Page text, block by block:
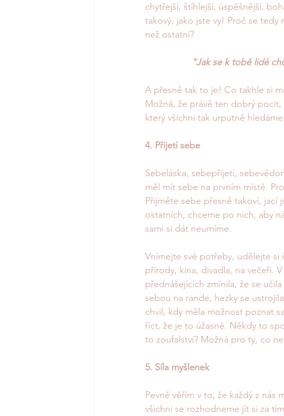
chytřejší, štíhlejší, úspěšnější,
takový, jako jste vy! Proč se tedy
než ostatní?
"Jak se k tobě lidé
A přesně tak to je! Co takhle si
Možná, že právě ten dobrý
který všichni tak urputně
4. Přijetí sebe
Sebeláska, sebepřijetí,
měl mít sebe na prvním místě.
Přijměte sebe přesně takoví, jací
ostatních, chceme po nich, aby
sami si dát neumíme.
Vnímejte své potřeby, udělejte si
přírody, kina, divadla, na večeři.
přednášejících zmínila, že se
sebou na rande, hezky se
chvil, kdy měla možnost poznat
říct, že je to úžasné. Někdy to
to zoufalství? Možná pro ty, co
5. Síla myšlenek
Pevně věřím v to, že každý z nás
všichni se rozhodneme jít si za